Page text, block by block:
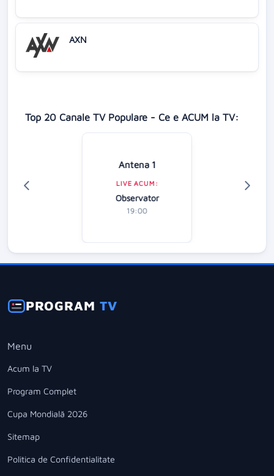
AXN
Top 20 Canale TV Populare - Ce e ACUM la TV:
Antena 1
LIVE ACUM:
Observator
19:00
PROGRAMTV
Menu
Acum la TV
Program Complet
Cupa Mondială 2026
Sitemap
Politica de Confidentialitate